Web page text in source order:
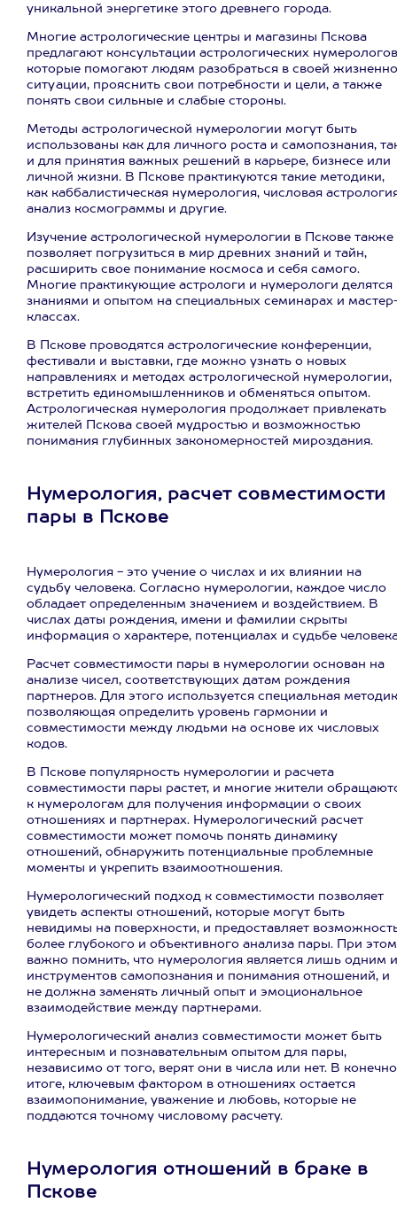
уникальной энергетике этого древнего города.
Многие астрологические центры и магазины Пскова
предлагают консультации астрологических
которые помогают людям разобраться в своей
ситуации, прояснить свои потребности и цели, а также
понять свои сильные и слабые стороны.
Методы астрологической нумерологии могут быть
использованы как для личного роста и самопознания,
и для принятия важных решений в карьере, бизнесе или
личной жизни. В Пскове практикуются такие методики,
как каббалистическая нумерология, числовая
анализ космограммы и другие.
Изучение астрологической нумерологии в Пскове также
позволяет погрузиться в мир древних знаний и тайн,
расширить свое понимание космоса и себя самого.
Многие практикующие астрологи и нумерологи делятся
знаниями и опытом на специальных семинарах и
классах.
В Пскове проводятся астрологические конференции,
фестивали и выставки, где можно узнать о новых
направлениях и методах астрологической нумерологии,
встретить единомышленников и обменяться опытом.
Астрологическая нумерология продолжает привлекать
жителей Пскова своей мудростью и возможностью
понимания глубинных закономерностей мироздания.
Нумерология, расчет совместимости
пары в Пскове
Нумерология - это учение о числах и их влиянии на
судьбу человека. Согласно нумерологии, каждое число
обладает определенным значением и воздействием. В
числах даты рождения, имени и фамилии скрыты
информация о характере, потенциалах и судьбе
Расчет совместимости пары в нумерологии основан на
анализе чисел, соответствующих датам рождения
партнеров. Для этого используется специальная
позволяющая определить уровень гармонии и
совместимости между людьми на основе их числовых
кодов.
В Пскове популярность нумерологии и расчета
совместимости пары растет, и многие жители
к нумерологам для получения информации о своих
отношениях и партнерах. Нумерологический расчет
совместимости может помочь понять динамику
отношений, обнаружить потенциальные проблемные
моменты и укрепить взаимоотношения.
Нумерологический подход к совместимости позволяет
увидеть аспекты отношений, которые могут быть
невидимы на поверхности, и предоставляет
более глубокого и объективного анализа пары. При этом
важно помнить, что нумерология является лишь одним
инструментов самопознания и понимания отношений, и
не должна заменять личный опыт и эмоциональное
взаимодействие между партнерами.
Нумерологический анализ совместимости может быть
интересным и познавательным опытом для пары,
независимо от того, верят они в числа или нет. В
итоге, ключевым фактором в отношениях остается
взаимопонимание, уважение и любовь, которые не
поддаются точному числовому расчету.
Нумерология отношений в браке в
Пскове